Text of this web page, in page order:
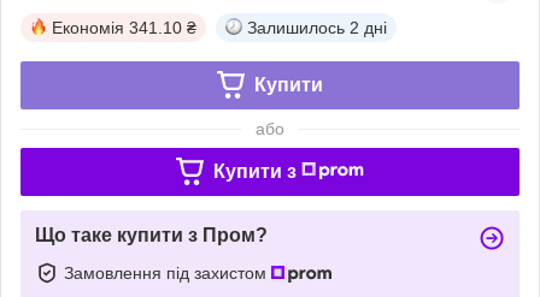
Економія 341.10 ₴ Залишилось 2 дні
Купити
або
Купити з
Що таке купити з Пром?
Замовлення під захистом